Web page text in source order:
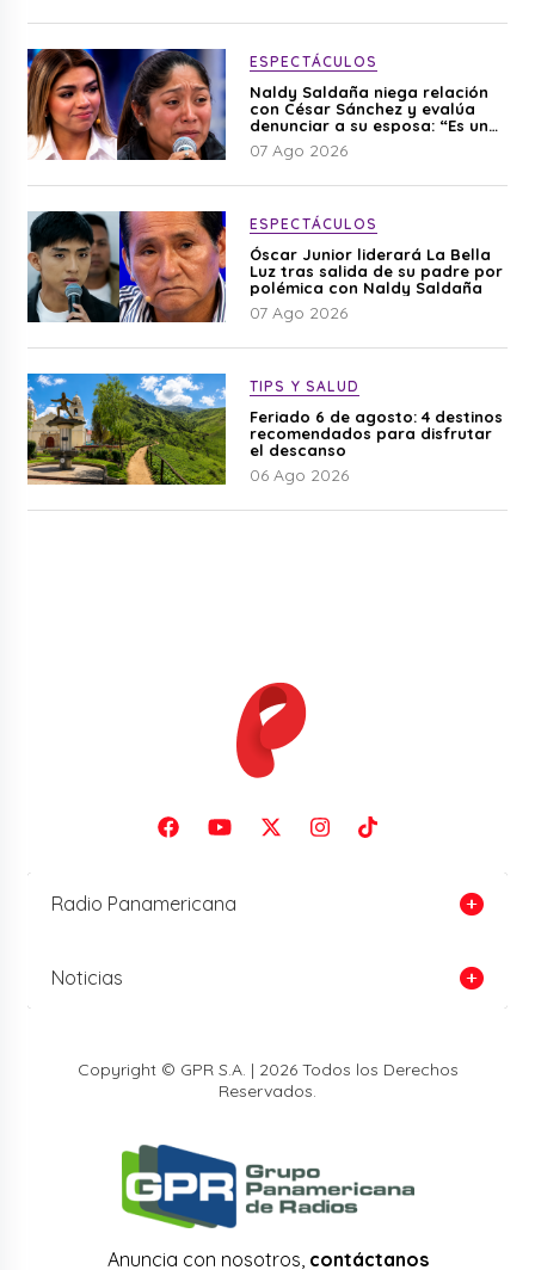
ESPECTÁCULOS
Naldy Saldaña niega relación
con César Sánchez y evalúa
denunciar a su esposa: “Es una
difamación”
07 Ago 2026
ESPECTÁCULOS
Óscar Junior liderará La Bella
Luz tras salida de su padre por
polémica con Naldy Saldaña
07 Ago 2026
TIPS Y SALUD
Feriado 6 de agosto: 4 destinos
recomendados para disfrutar
el descanso
06 Ago 2026
Radio Panamericana
Noticias
Copyright © GPR S.A. | 2026 Todos los Derechos
Reservados.
Anuncia con nosotros, contáctanos